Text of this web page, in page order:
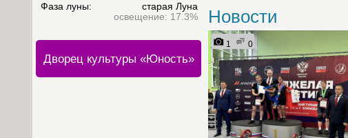
Новости
1 0
Фаза луны:
старая Луна
освещение: 17.3%
Дворец культуры «Юность»